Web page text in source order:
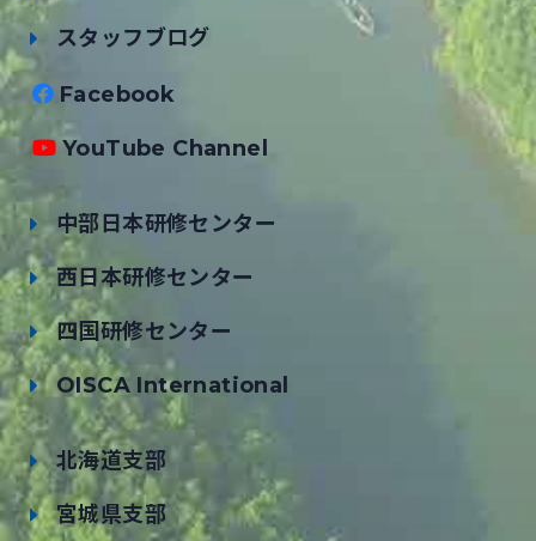
スタッフブログ
Facebook
YouTube Channel
中部日本研修センター
西日本研修センター
四国研修センター
OISCA International
北海道支部
宮城県支部